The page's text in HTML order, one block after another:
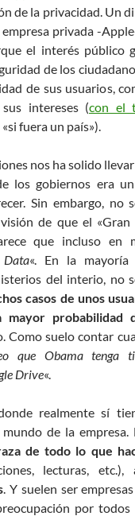
de la privacidad. Un
privada -
el interés público
de los
de sus usuarios,
intereses (con el
fuera un país»).
nos ha solido
los gobiernos era
Sin embargo, no
de que el «Gran
que incluso en
«. En la
del interio, no
casos de unos
mayor probabilidad
Como suelo contar
que Obama tenga
Drive«.
realmente sí
de la empresa.
de todo lo que
lecturas, etc.),
. Y suelen ser
por